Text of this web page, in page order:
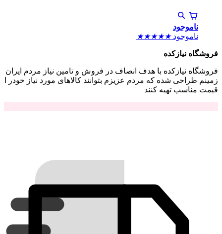
ناموجود
ناموجود ★
★
★
★
★
فروشگاه نیازکده
فروشگاه نیازکده با هدف انصاف در فروش و تامین نیاز مردم ایران
زمینم طراحی شده که مردم عزیزم بتوانند کالاهای مورد نیاز خودر ا
قیمت مناسب تهیه کنند